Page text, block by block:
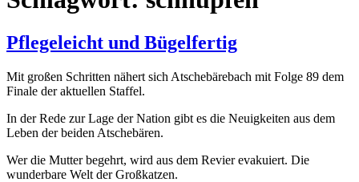
Pflegeleicht und Bügelfertig
Mit großen Schritten nähert sich Atschebärebach mit Folge 89 dem
Finale der aktuellen Staffel.
In der Rede zur Lage der Nation gibt es die Neuigkeiten aus dem
Leben der beiden Atschebären.
Wer die Mutter begehrt, wird aus dem Revier evakuiert. Die
wunderbare Welt der Großkatzen.